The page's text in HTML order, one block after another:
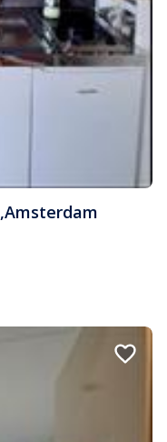
,Amsterdam